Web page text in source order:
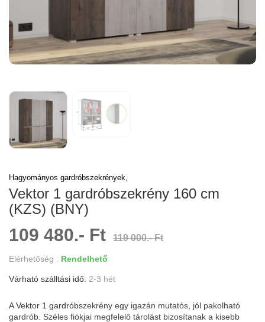
Hagyományos gardróbszekrények,
Vektor 1 gardróbszekrény 160 cm
(KZS) (BNY)
109 480.- Ft 119 000.- Ft
Elérhetőség : Rendelhető
Várható szálltási idő: 2-3 hét
A Vektor 1 gardróbszekrény egy igazán mutatós, jól pakolható
gardrób. Széles fiókjai megfelelő tárolást bizosítanak a kisebb